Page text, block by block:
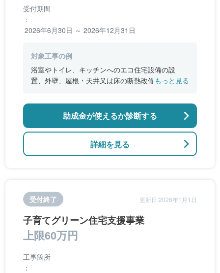
受付期間
：
2026年6月30日 ～ 2026年12月31日
対象工事の例
浴室やトイレ、キッチンへのエコ住宅設備の設
置、外壁、屋根・天井又は床の断熱改修、窓やド
のバリアフリー改修
もっと見る
詳細を見る
助成金が使えるか診断する
受付終了 更新日:2026年1月1日
子育てグリーン住宅支援事業
上限60万円
工事箇所
：